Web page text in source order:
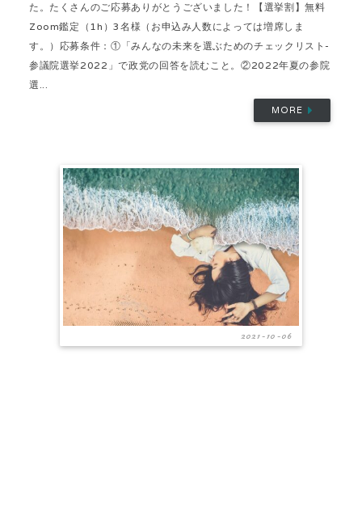
た。たくさんのご応募ありがとうございました！【選挙割】無料
Zoom鑑定（1h）3名様（お申込み人数によっては増席しま
す。）応募条件：①「みんなの未来を選ぶためのチェックリスト-
参議院選挙2022」で政党の回答を読むこと。②2022年夏の参院
選...
MORE
2021-10-06